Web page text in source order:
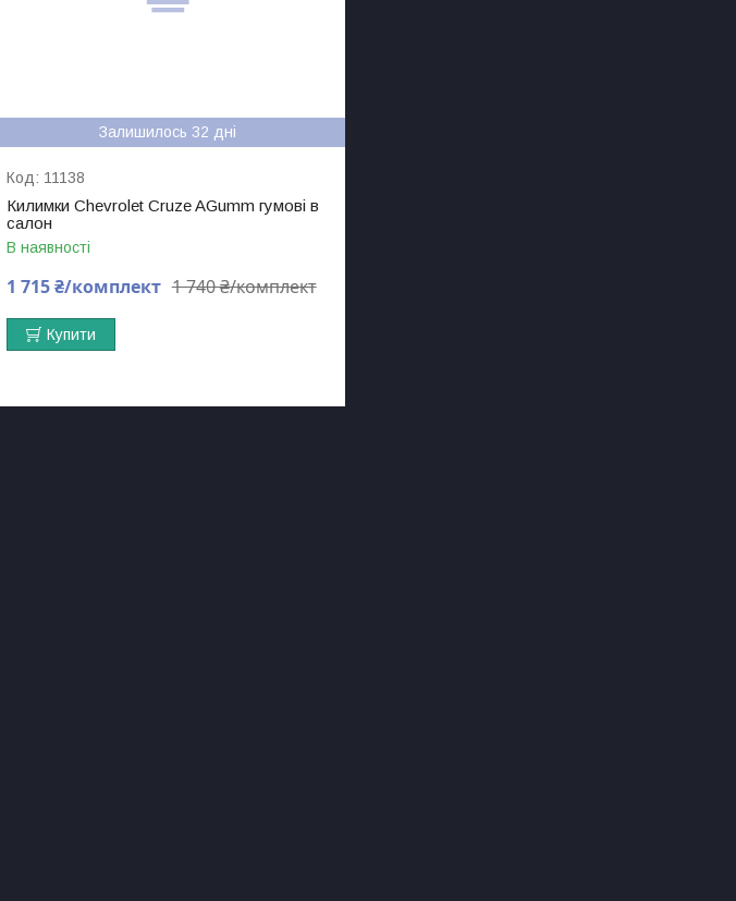
Залишилось 32 дні
11138
Килимки Chevrolet Cruze AGumm гумові в
салон
В наявності
1 740 ₴/комплект
1 715 ₴/комплект
Купити